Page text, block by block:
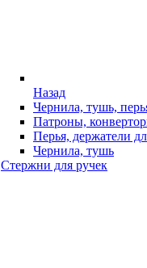
Назад
Чернила, тушь,
Патроны,
Перья, держатели
Чернила, тушь
Стержни для ручек